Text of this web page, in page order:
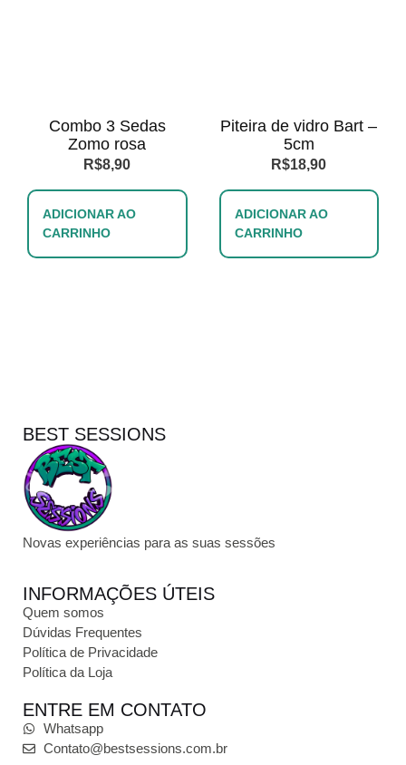
Combo 3 Sedas
Zomo rosa
R$8,90
ADICIONAR AO
CARRINHO
Piteira de vidro Bart –
5cm
R$18,90
ADICIONAR AO
CARRINHO
BEST SESSIONS
Novas experiências para as suas sessões
INFORMAÇÕES ÚTEIS
Quem somos
Dúvidas Frequentes
Política de Privacidade
Política da Loja
ENTRE EM CONTATO
Whatsapp
Contato@bestsessions.com.br